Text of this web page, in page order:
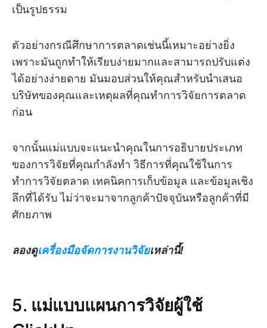
เป็นรูปธรรม
ตัวอย่างกรณีศึกษาการตลาดเช่นนี้เหมาะอย่างยิ่ง
เพราะมันถูกทำให้เรียบง่ายมากและสามารถปรับแต่ง
ได้อย่างง่ายดาย มันมอบส่วนให้คุณสำหรับนำเสนอ
บริษัทของคุณและเหตุผลที่คุณทำการวิจัยการตลาด
ก่อน
จากนั้นแม่แบบจะแนะนำคุณในการอธิบายประเภท
ของการวิจัยที่คุณกำลังทำ วิธีการที่คุณใช้ในการ
ทำการวิจัยตลาด เทคนิคการเก็บข้อมูล และข้อมูลเชิง
ลึกที่ได้รับ ไม่ว่าจะมาจากลูกค้าปัจจุบันหรือลูกค้าที่มี
ศักยภาพ
ลองดูเครื่องมือจัดการงานวิจัยเหล่านี้!
5. แม่แบบแผนการวิจัยผู้ใช้